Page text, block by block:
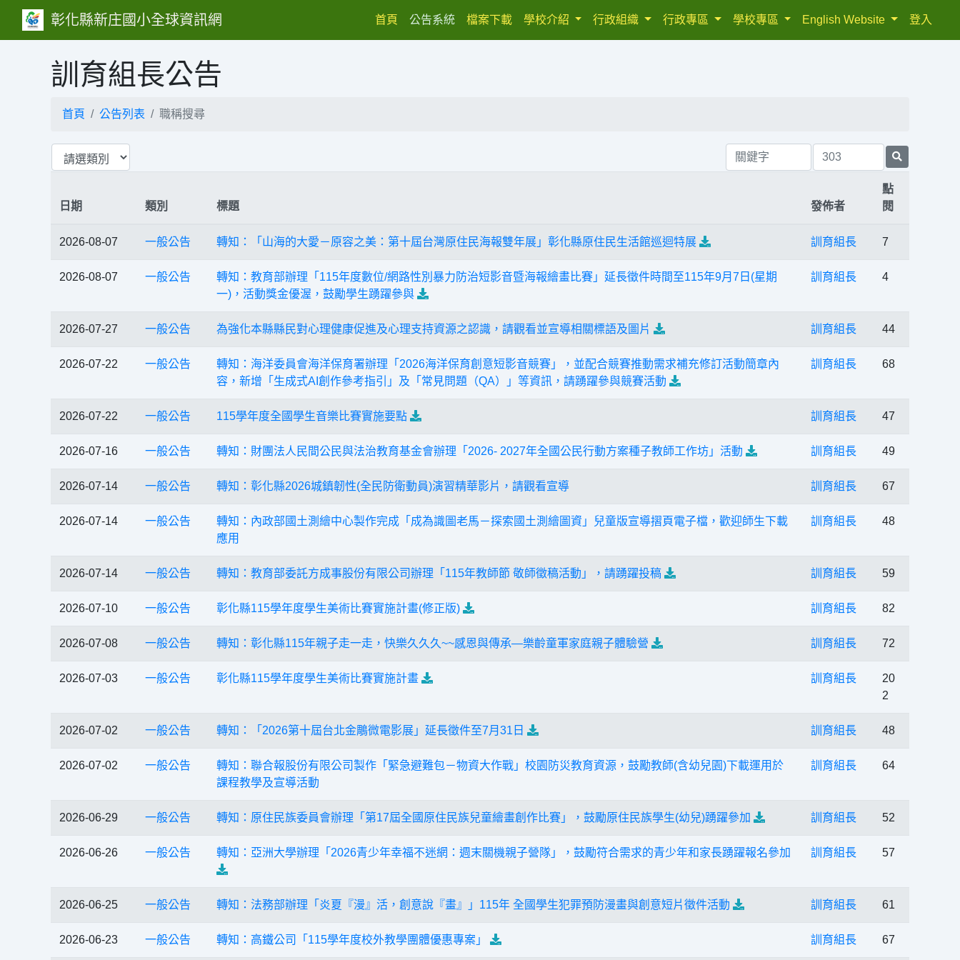
彰化縣新庄國小全球資訊網 首頁(current)
公告系統 檔案下載 學校介紹 行政組織 行政專區 學校專區 English Website 登入
訓育組長公告
首頁 公告列表 職稱搜尋
日期 類別 標題 發佈者
點
閱
2026-08-07 一般公告 轉知：「山海的大愛－原容之美：第十屆台灣原住民海報雙年展」彰化縣原住民生活館巡迴特展 訓育組長 7
2026-08-07 一般公告
轉知：教育部辦理「115年度數位/網路性別暴力防治短影音暨海報繪畫比賽」延長徵件時間至115年9月7日(星期
一)，活動獎金優渥，鼓勵學生踴躍參與
訓育組長 4
2026-07-27 一般公告 為強化本縣縣民對心理健康促進及心理支持資源之認識，請觀看並宣導相關標語及圖片 訓育組長 44
2026-07-22 一般公告
轉知：海洋委員會海洋保育署辦理「2026海洋保育創意短影音競賽」，並配合競賽推動需求補充修訂活動簡章內
容，新增「生成式AI創作參考指引」及「常見問題（QA）」等資訊，請踴躍參與競賽活動
訓育組長 68
2026-07-22 一般公告 115學年度全國學生音樂比賽實施要點 訓育組長 47
2026-07-16 一般公告 轉知：財團法人民間公民與法治教育基金會辦理「2026- 2027年全國公民行動方案種子教師工作坊」活動 訓育組長 49
2026-07-14 一般公告 轉知：彰化縣2026城鎮韌性(全民防衛動員)演習精華影片，請觀看宣導 訓育組長 67
2026-07-14 一般公告
轉知：內政部國土測繪中心製作完成「成為識圖老馬－探索國土測繪圖資」兒童版宣導摺頁電子檔，歡迎師生下載
應用
訓育組長 48
2026-07-14 一般公告 轉知：教育部委託方成事股份有限公司辦理「115年教師節 敬師徵稿活動」，請踴躍投稿 訓育組長 59
2026-07-10 一般公告 彰化縣115學年度學生美術比賽實施計畫(修正版) 訓育組長 82
2026-07-08 一般公告 轉知：彰化縣115年親子走一走，快樂久久久~~感恩與傳承—樂齡童軍家庭親子體驗營 訓育組長 72
2026-07-03 一般公告 彰化縣115學年度學生美術比賽實施計畫 訓育組長
20
2
2026-07-02 一般公告 轉知：「2026第十屆台北金鵰微電影展」延長徵件至7月31日 訓育組長 48
2026-07-02 一般公告
轉知：聯合報股份有限公司製作「緊急避難包－物資大作戰」校園防災教育資源，鼓勵教師(含幼兒園)下載運用於
課程教學及宣導活動
訓育組長 64
2026-06-29 一般公告 轉知：原住民族委員會辦理「第17屆全國原住民族兒童繪畫創作比賽」，鼓勵原住民族學生(幼兒)踴躍參加 訓育組長 52
2026-06-26 一般公告 轉知：亞洲大學辦理「2026青少年幸福不迷網：週末關機親子營隊」，鼓勵符合需求的青少年和家長踴躍報名參加 訓育組長 57
2026-06-25 一般公告 轉知：法務部辦理「炎夏『漫』活，創意說『畫』」115年 全國學生犯罪預防漫畫與創意短片徵件活動 訓育組長 61
2026-06-23 一般公告 轉知：高鐵公司「115學年度校外教學團體優惠專案」 訓育組長 67